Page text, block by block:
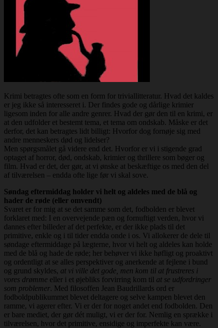
Krimi betragtes ofte som en form for triviallitteratur. Hvad det kaldes
er jeg ikke så interesseret i. Der findes gode og dårlige krimier
ligesom inden for alle andre genrer. Hvad der gør den til en krimi, er
at den udfolder et bestemt tema, et tema om ondskab. Måske er det
derfor, det kan betragtes lidt billigt: Hvorfor dog fornøje sig med
andre menneskers død og lidelser?
Men spørgsmålet gå videre end det. Hvorfor er vi i stigende grad
optaget af horror, død, ondskab, krimier og thrillere som bøger og
film. Hvad er det, der gør, at vi ønske at beskæftige os med den del
af tilværelsen – endda ofte lige før vi skal sove.
Søndag eftermiddag holder vi helt og aldeles med de blå og
hader de røde (eller omvendt)
Svaret er for mig at se det samme som det, fodbolden er blevet
forklaret med: I en overvejende pæn og fornuftigt verden, hvor vi
dannes efter billeder af det perfekte, er der ikke plads til det
primitive, enkle og i til tider endda onde i os. Vi allokerer de dele til
søndage eftermiddage på lægterne, hvor vi helt og aldeles kan holde
med de blå og hade de røde; her behøver vi ikke høfligt og proaktivt
og ordentligt at se alles perspektiver og anerkende at fejlene i bund
og grund skyldes, at vi ville det gode, men kom til at frustreres i
vores drømme eller i et øjebliks forvirring kom til at se udfordringer
som problemer. Med filosoffen Jean Baudrillards ord er
fodboldpublikummet blevet deltagere og selve kampen blevet den
ramme, vi agerer efter. Vi er der for noget andet end fodbolden. Den
er bare mediet, der gør dét muligt, vi er der for. Nemlig en sprække i
tilværelsen, hvor det primitive, ensidige og imperfekte kan være.